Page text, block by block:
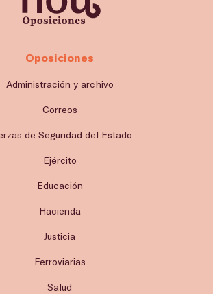
Oposiciones
Administración y archivo
Correos
de Seguridad del Estado
Ejército
Educación
Hacienda
Justicia
Ferroviarias
Salud